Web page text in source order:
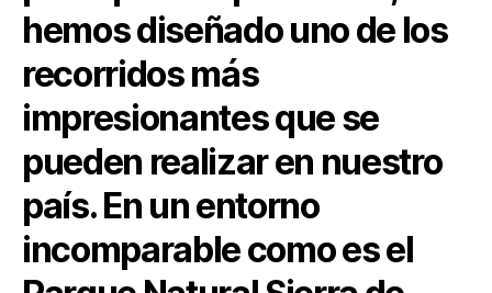
hemos diseñado uno de los
recorridos más
impresionantes que se
pueden realizar en nuestro
país. En un entorno
incomparable como es el